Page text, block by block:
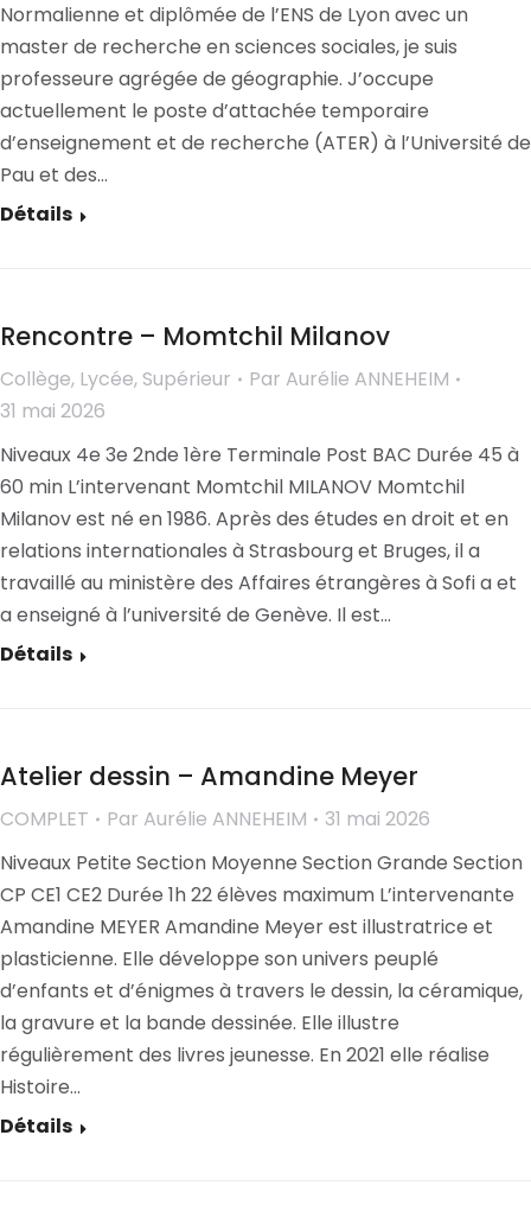
Normalienne et diplômée de l’ENS de Lyon avec un
master de recherche en sciences sociales, je suis
professeure agrégée de géographie. J’occupe
actuellement le poste d’attachée temporaire
d’enseignement et de recherche (ATER) à l’Université de
Pau et des…
Détails
Rencontre – Momtchil Milanov
Collège, Lycée, Supérieur Par Aurélie ANNEHEIM
31 mai 2026
Niveaux 4e 3e 2nde 1ère Terminale Post BAC Durée 45 à
60 min L’intervenant Momtchil MILANOV Momtchil
Milanov est né en 1986. Après des études en droit et en
relations internationales à Strasbourg et Bruges, il a
travaillé au ministère des Affaires étrangères à Sofi a et
a enseigné à l’université de Genève. Il est…
Détails
Atelier dessin – Amandine Meyer
COMPLET Par Aurélie ANNEHEIM
31 mai 2026
Niveaux Petite Section Moyenne Section Grande Section
CP CE1 CE2 Durée 1h 22 élèves maximum L’intervenante
Amandine MEYER Amandine Meyer est illustratrice et
plasticienne. Elle développe son univers peuplé
d’enfants et d’énigmes à travers le dessin, la céramique,
la gravure et la bande dessinée. Elle illustre
régulièrement des livres jeunesse. En 2021 elle réalise
Histoire…
Détails